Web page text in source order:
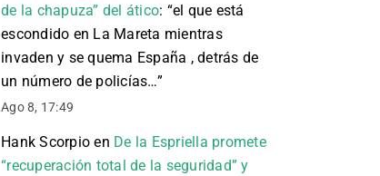
de la chapuza” del ático: “el que está
escondido en La Mareta mientras
invaden y se quema España , detrás de
un número de policías…”
Ago 8, 17:49
Hank Scorpio en De la Espriella promete
“recuperación total de la seguridad” y